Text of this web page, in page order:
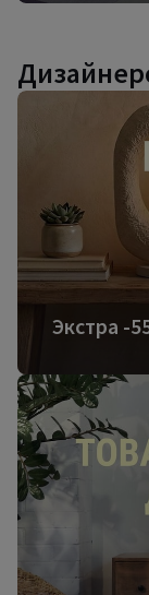
Экстра -
Экстра
Экстра
-55%
по
коду
5525